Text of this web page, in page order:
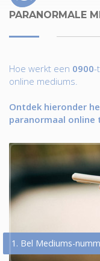
PARANORMALE
Hoe werkt een 0900-
online mediums.
Ontdek hieronder
paranormaal
1. Bel Mediums-